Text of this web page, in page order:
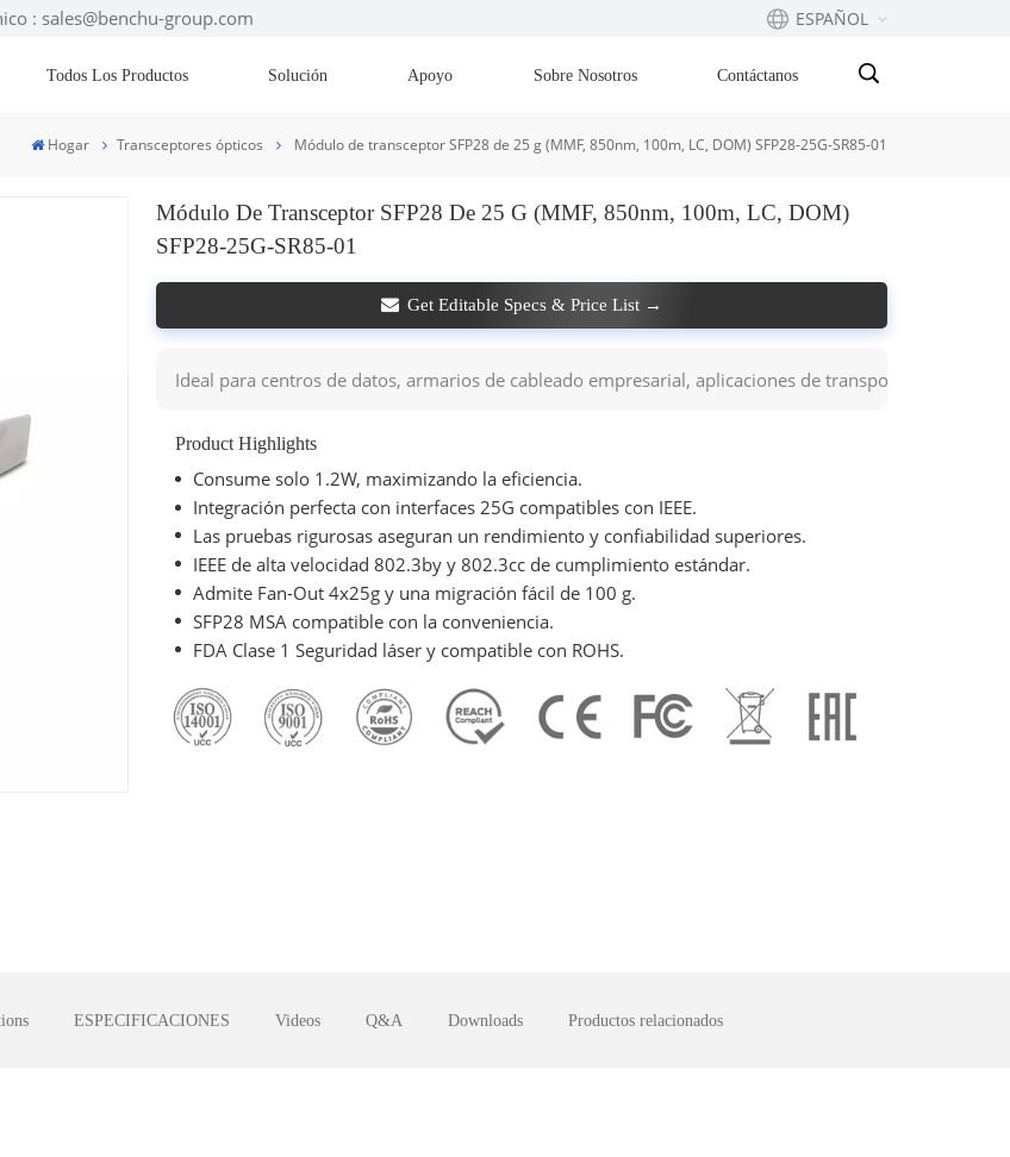
: sales@benchu-group.com ESPAÑOL
Todos Los Productos Solución Apoyo Sobre Nosotros Contáctanos
Hogar Transceptores ópticos Módulo de transceptor SFP28 de 25 g (MMF, 850nm, 100m, LC, DOM) SFP28-25G-SR85-01
Módulo De Transceptor SFP28 De 25 G (MMF, 850nm, 100m, LC, DOM)
SFP28-25G-SR85-01
Get Editable Specs & Price List →
Ideal para centros de datos, armarios de cableado empresarial, aplicaciones de transporte de
Product Highlights
Consume solo 1.2W, maximizando la eficiencia.
Integración perfecta con interfaces 25G compatibles con IEEE.
Las pruebas rigurosas aseguran un rendimiento y confiabilidad superiores.
IEEE de alta velocidad 802.3by y 802.3cc de cumplimiento estándar.
Admite Fan-Out 4x25g y una migración fácil de 100 g.
SFP28 MSA compatible con la conveniencia.
FDA Clase 1 Seguridad láser y compatible con ROHS.
ESPECIFICACIONES Videos Q&A Downloads Productos relacionados